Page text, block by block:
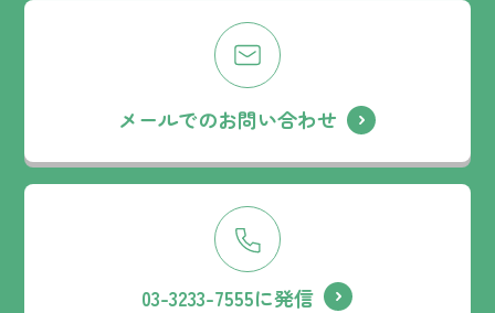
メールでのお問い合わせ
03-3233-7555に発信